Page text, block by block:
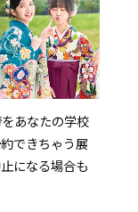
あなたの学校
できちゃう展
になる場合も